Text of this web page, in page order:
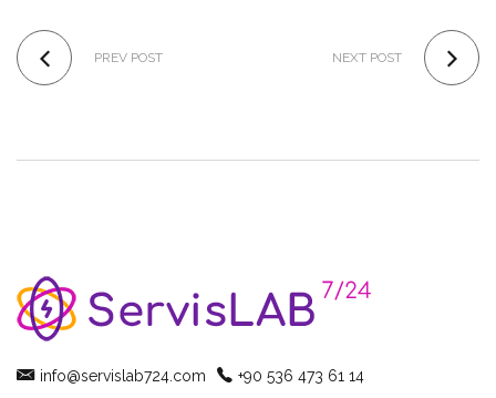
PREV POST NEXT POST
info@servislab724.com +90 536 473 61 14